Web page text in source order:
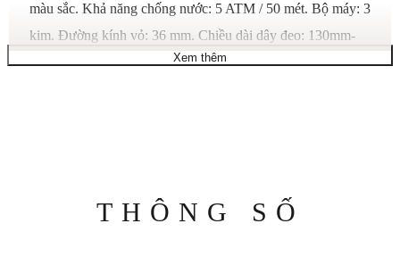
màu sắc. Khả năng chống nước: 5 ATM / 50 mét. Bộ máy: 3
kim. Đường kính vỏ: 36 mm. Chiều dài dây đeo: 130mm-
185mm. Chất liệu dây đeo: Silicone đỏ.
Xem thêm
THÔNG SỐ